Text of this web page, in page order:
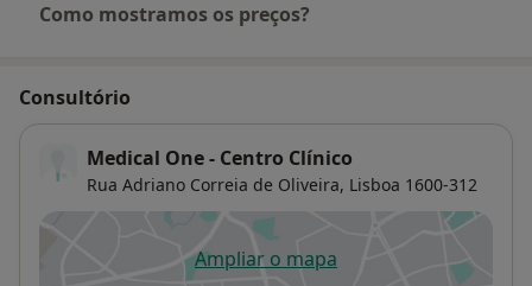
Como mostramos os preços?
Consultório
Medical One - Centro Clínico
Rua Adriano Correia de Oliveira, Lisboa 1600-312
Ampliar o mapaabre num novo separador